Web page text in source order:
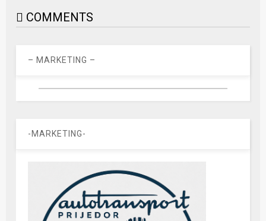
COMMENTS
– MARKETING –
-MARKETING-